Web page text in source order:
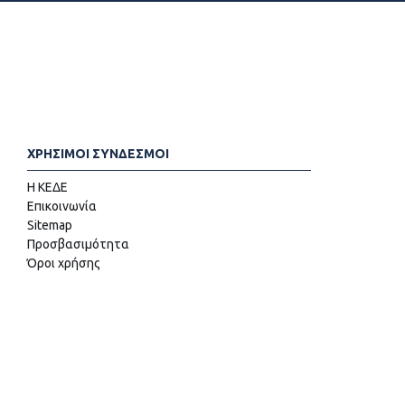
ΧΡΗΣΙΜΟΙ ΣΥΝΔΕΣΜΟΙ
Η ΚΕΔΕ
Επικοινωνία
Sitemap
Προσβασιμότητα
Όροι χρήσης